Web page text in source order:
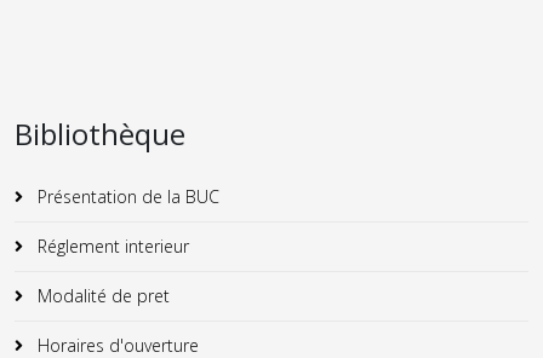
Bibliothèque
Présentation de la BUC
Réglement interieur
Modalité de pret
Horaires d'ouverture